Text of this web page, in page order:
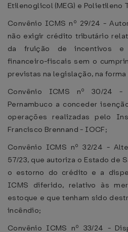
Etilenoglicol (MEG) e Polietileno
Convênio ICMS nº 29/24 -
não exigir crédito tributário
da fruição de incentivos e
financeiro-fiscais sem o
previstas na legislação, na
Convênio ICMS nº 30/24
Pernambuco a conceder
operações realizadas pelo
Francisco Brennand - IOCF;
Convênio ICMS nº 32/24 -
57/23, que autoriza o Estado de
o estorno do crédito e a
ICMS diferido, relativo às
estoque e que tenham sido
incêndio;
Convênio ICMS nº 33/24 -